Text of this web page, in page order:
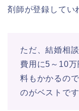
剤師が登録してい
ただ、結婚相
費用に5～10
料もかかるの
のがベストです